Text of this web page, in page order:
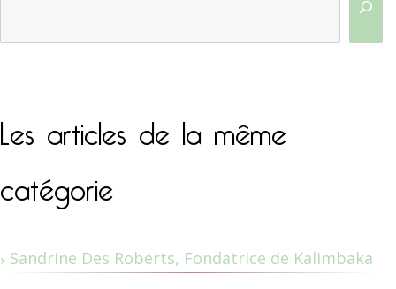
Les articles de la même
catégorie
Sandrine Des Roberts, Fondatrice de Kalimbaka